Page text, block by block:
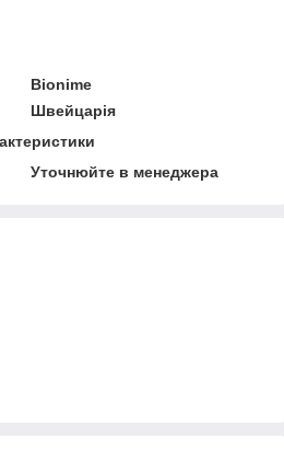
Bionime
Швейцарія
Уточнюйте в менеджера